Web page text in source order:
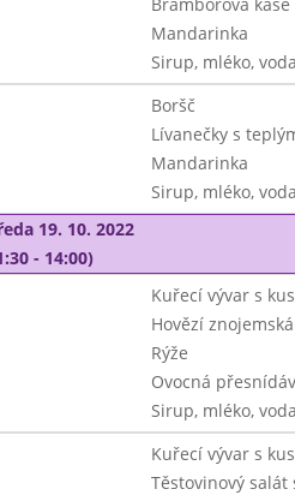
Mandarinka
Sirup, mléko,
Boršč
Lívanečky s
Mandarinka
Sirup, mléko,
19. 10. 2022
- 14:00)
Kuřecí vývar s
Hovězí
Rýže
Ovocná
Sirup, mléko,
Kuřecí vývar s
Těstovinový salát